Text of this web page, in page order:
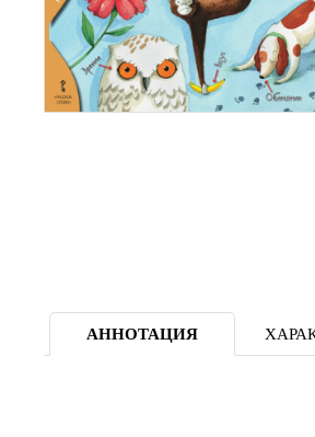
АННОТАЦИЯ